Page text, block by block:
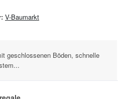
V-Baumarkt
geschlossenen Böden, schnelle